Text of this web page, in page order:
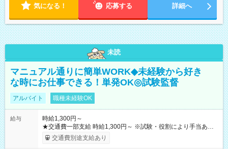
気になる！ 応募する 詳細へ
未読
マニュアル通りに簡単WORK◆未経験から好き
な時にお仕事できる！単発OK◎試験監督
アルバイト 職種未経験OK
給与
時給1,300円～
★交通費一部支給 時給1,300円～ ※試験・役割により手当あり
※勤務回数により昇給あり 【即給（前払い）オプションあ
り！】 希望される場合、勤務から1週間ほどで給与の一部を受け
交通費別途支給あり